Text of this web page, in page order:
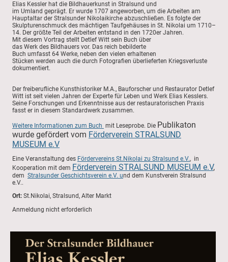
Elias Kessler hat die Bildhauerkunst in Stralsund und
im Umland geprägt. Er wurde 1707 angeworben, um die Arbeiten am
Hauptaltar der Stralsunder Nikolaikirche abzuschließen. Es folgte der
Skulpturenschmuck des mächtigen Taufgehäuses in St. Nikolai um 1710–
14. Der größte Teil der Arbeiten entstand in den 1720er Jahren.
Mit diesem Vortrag stellt Detlef Witt sein Buch über
das Werk des Bildhauers vor. Das reich bebilderte
Buch umfasst 64 Werke, neben den vielen erhaltenen
Stücken werden auch die durch Fotografien überlieferten Kriegsverluste
dokumentiert.
Der freiberufliche Kunsthistoriker M.A., Bauforscher und Restaurator Detlef
Witt ist seit vielen Jahren der Experte für Leben und Werk Elias Kesslers.
Seine Forschungen und Erkenntnisse aus der restauratorischen Praxis
fasst er in diesem Standardwerk zusammen.
Weitere Informationen zum Buch mit Leseprobe. Die Publikaton
wurde gefördert vom Förderverein STRALSUND
MUSEUM e.V
Eine Veranstaltung des Fördervereins St.Nikolai zu Stralsund e.V., in
Kooperation mit dem Förderverein STRALSUND MUSEUM e.V,
dem Stralsunder Geschichtsverein e.V. und dem Kunstverein Stralsund
e.V..
Ort: St.Nikolai, Stralsund, Alter Markt
Anmeldung nicht erforderlich